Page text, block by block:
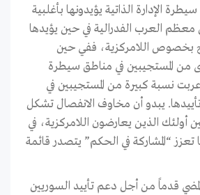
الإدارة الذاتية يؤيدونها بأغلبية
العرب الفدرالية في حين يؤيدها
بخصوص اللامركزية، ففي حين
من المستجيبين في مناطق سيطرة
نسبة كبيرة من المستجيبين في
يبدو أن مخاوف الانفصال تشكل
أولئك الذين يعارضون اللامركزية، في
تعزز “المشاركة في الحكم” يتصدر قائمة
قدماً من أجل دعم تأييد السوريين